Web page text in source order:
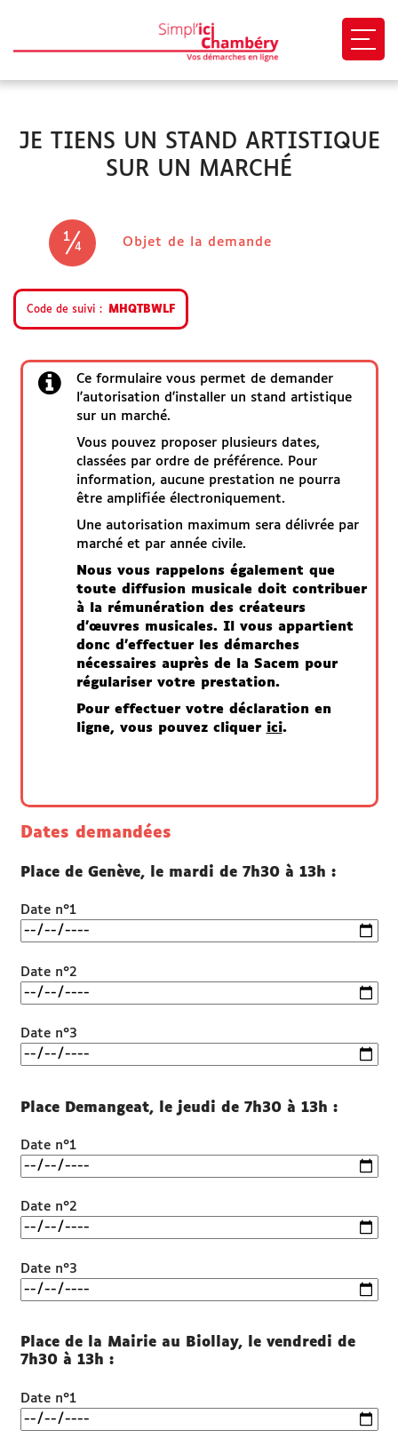
Particulier
Professionnel
EN 1 CLIC
Mes demandes
Besoin d'aide
SITES UTILES
Espace famille
chambery.fr
Démarches Grand Chambéry
JE TIENS UN STAND ARTISTIQUE
SUR UN MARCHÉ
Code de suivi MHQTBWLF
1
4 Objet de la demande(étape courante)
Ce formulaire vous permet de demander
l'autorisation d'installer un stand artistique
sur un marché.
Vous pouvez proposer plusieurs dates,
classées par ordre de préférence. Pour
information, aucune prestation ne pourra
être amplifiée électroniquement.
Une autorisation maximum sera délivrée par
marché et par année civile.
Nous vous rappelons également que
toute diffusion musicale doit contribuer
à la rémunération des créateurs
d'œuvres musicales. Il vous appartient
donc d'effectuer les démarches
nécessaires auprès de la Sacem pour
régulariser votre prestation.
Pour effectuer votre déclaration en
ligne, vous pouvez cliquer ici.
Dates demandées
Place de Genève, le mardi de 7h30 à 13h :
Date n°1
Date n°2
Date n°3
Place Demangeat, le jeudi de 7h30 à 13h :
Date n°1
Date n°2
Date n°3
Place de la Mairie au Biollay, le vendredi de
7h30 à 13h :
Date n°1